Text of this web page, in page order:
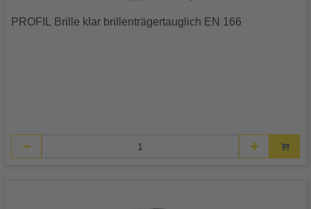
PROFIL Brille klar brillenträgertauglich EN 166